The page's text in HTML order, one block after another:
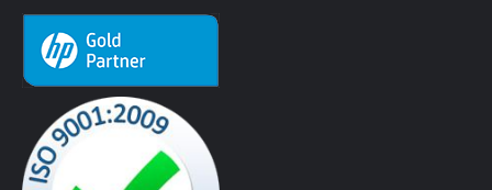
in
new
window
in
new
window